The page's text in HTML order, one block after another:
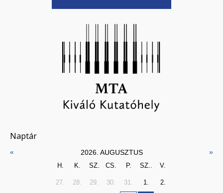
Naptár
« 2026. AUGUSZTUS »
H. K. SZ. CS. P. SZ.. V.
27. 28. 29. 30. 31. 1. 2.